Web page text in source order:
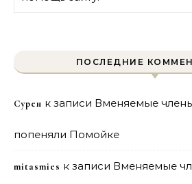
ПОСЛЕДНИЕ
Сурен к записи Вменяемые
попеняли Помойке
mitasmies к записи Вменяемые